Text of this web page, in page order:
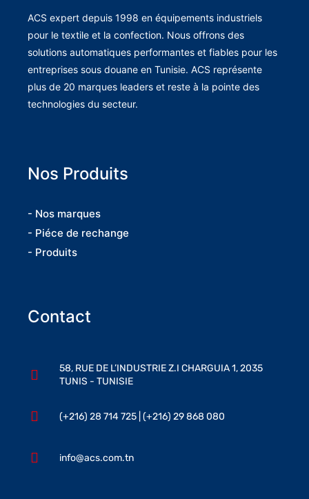
ACS expert depuis 1998 en équipements industriels
pour le textile et la confection. Nous offrons des
solutions automatiques performantes et fiables pour les
entreprises sous douane en Tunisie. ACS représente
plus de 20 marques leaders et reste à la pointe des
technologies du secteur.
Nos Produits
- Nos marques
- Piéce de rechange
- Produits
Contact
58, RUE DE L’INDUSTRIE Z.I CHARGUIA 1, 2035
TUNIS - TUNISIE
(+216) 28 714 725 | (+216) 29 868 080
info@acs.com.tn